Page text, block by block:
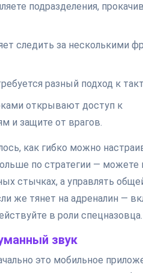
подразделения,
следить за несколькими
разный подход к
открывают доступ к
и защите от врагов.
как гибко можно
по стратегии — можете
стычках, а управлять
же тянет на адреналин —
в роли спецназовца.
звук
это мобильное